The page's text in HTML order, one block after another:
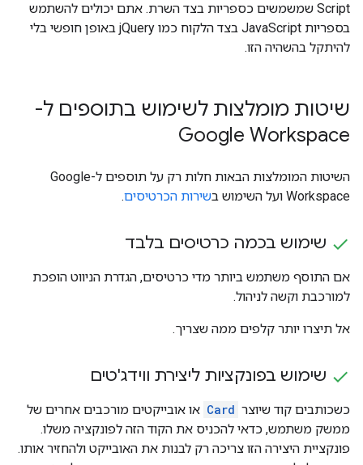
Script שמשמשים כספריות בצד השרת. אתם יכולים להשתמש
בספריות JavaScript בצד הלקוח כמו jQuery באופן חופשי בלי
להיתקל בהשהיה הזו.
שיטות מומלצות לשימוש בתוספים ל-
Google Workspace
השיטות המומלצות הבאות חלות רק על תוספים ל-Google
Workspace ועל השימוש ב
שירות הכרטיסים.
שימוש בכמה כרטיסים בלבד
אם התוסף משתמש ביותר מדי כרטיסים, הגדרת הניווט הופכת
למורכבת וקשה לניהול.
אל תיצרו יותר קלפים ממה שצריך.
שימוש בפונקציות ליצירת ווידג'טים
כשכותבים קוד שיוצר Card או אובייקטים מורכבים אחרים של
ממשק משתמש, כדאי להכניס את הקוד הזה לפונקציה משלו.
פונקציית היצירה הזו צריכה רק לבנות את האובייקט ולהחזיר אותו.